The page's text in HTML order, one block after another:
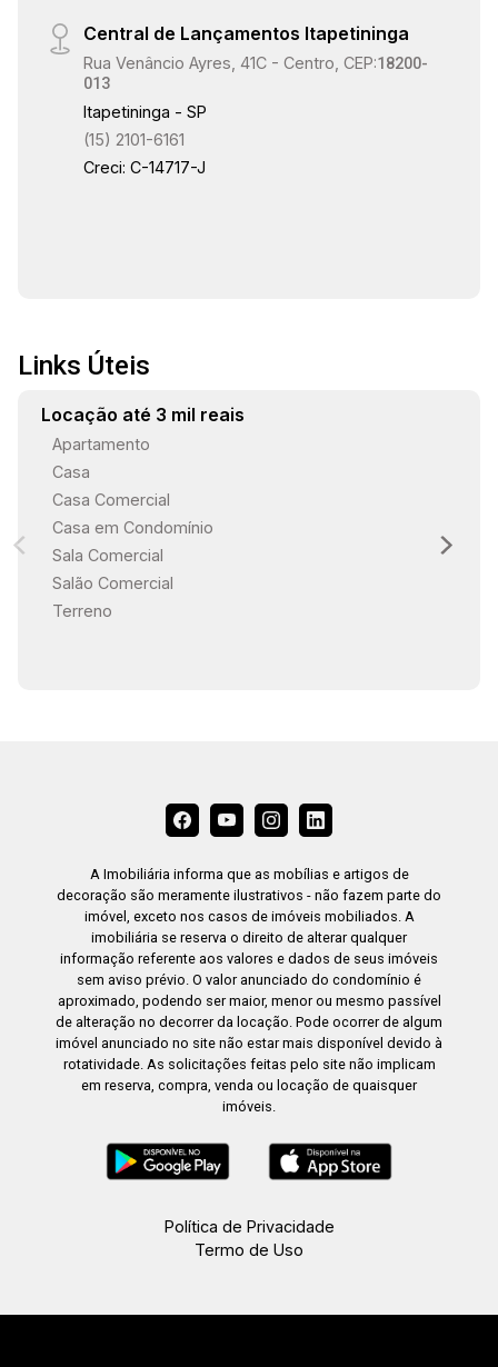
Central de Lançamentos Itapetininga
Rua Venâncio Ayres, 41C - Centro, CEP:18200-
013
Itapetininga - SP
(15) 2101-6161
Creci: C-14717-J
Links Úteis
Locação até 3 mil reais
Apartamento
Casa
Casa Comercial
Casa em Condomínio
Sala Comercial
Salão Comercial
Terreno
A Imobiliária informa que as mobílias e artigos de
decoração são meramente ilustrativos - não fazem parte do
imóvel, exceto nos casos de imóveis mobiliados. A
imobiliária se reserva o direito de alterar qualquer
informação referente aos valores e dados de seus imóveis
sem aviso prévio. O valor anunciado do condomínio é
aproximado, podendo ser maior, menor ou mesmo passível
de alteração no decorrer da locação. Pode ocorrer de algum
imóvel anunciado no site não estar mais disponível devido à
rotatividade. As solicitações feitas pelo site não implicam
em reserva, compra, venda ou locação de quaisquer
imóveis.
Política de Privacidade
Termo de Uso